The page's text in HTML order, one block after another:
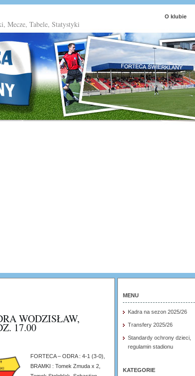
O klubie
Mecze, Tabele, Statystyki
WODZISŁAW,
17.00
FORTECA – ODRA : 4-1 (3-0),
BRAMKI : Tomek Zmuda x 2,
MENU
Kadra na sezon 2025/26
Transfery 2025/26
Standardy ochrony dzieci,
regulamin stadionu
KATEGORIE